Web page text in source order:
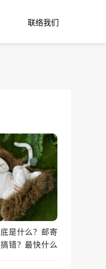
联络我们
是什么？邮寄
错？最快什么